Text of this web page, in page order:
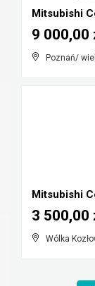
Mitsubishi
Poznań/
9 000,00
Mitsubishi
Wólka
3 500,00